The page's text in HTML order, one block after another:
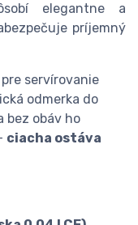
elegantne a
príjemný
servírovanie
odmerka do
bez obáv ho
ciacha ostáva